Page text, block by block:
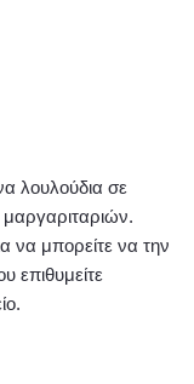
λουλούδια σε
να μπορείτε να την
επιθυμείτε